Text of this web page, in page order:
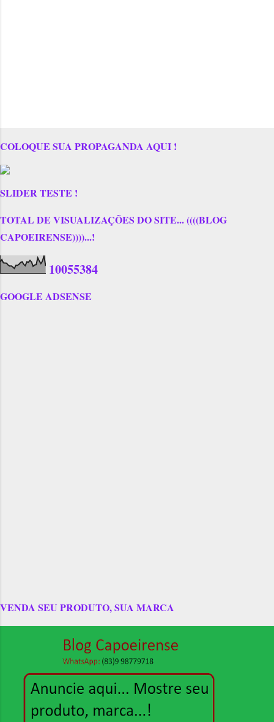
COLOQUE SUA PROPAGANDA AQUI !
SLIDER TESTE !
TOTAL DE VISUALIZAÇÕES DO SITE... ((((BLOG
CAPOEIRENSE))))...!
10055384
GOOGLE ADSENSE
VENDA SEU PRODUTO, SUA MARCA